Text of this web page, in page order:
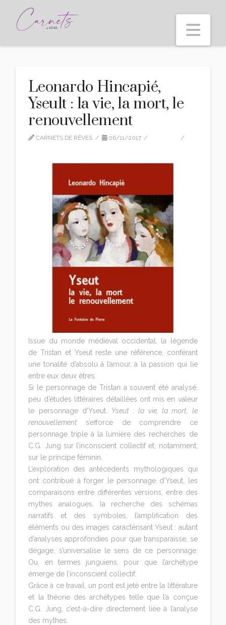
Leonardo Hincapié,
Yseult : la vie, la mort, le
renouvellement
CARNETS DE RÊVES 06/11/2017
Issue du monde médiéval occidental, la légende
de Tristan et Yseut reste une référence, conférant
une tonalité d’absolu à l’amour, à la passion qui lie
entre eux deux êtres.
Si le personnage de Tristan a souvent été analysé,
peu d’études littéraires détaillées ont mis en valeur
le personnage d’Yseut. Yseut : la vie, la mort, le
renouvellement
s’efforce de comprendre ce
personnage triple à la lumière des recherches de
C.G. Jung sur l’inconscient collectif et, notamment,
sur le principe féminin.
L’exploration des antécédents mythologiques qui
ont contribué à forger le personnage d’Yseut, les
comparaisons entre différentes versions, entre des
mythes analogues, la recherche des schémas
narratifs et des symboles, l’amplification des
éléments ou des images caractérisant Yseut : autant
d’analyses approfondies pour que transparaisse, se
dégage, s’universalise le sens de ce personnage.
Ou, en termes junguiens, pour que l’archétype
émerge de l’inconscient collectif.
Grâce à ce travail, un pont est jeté entre la littérature
et la théorie des archétypes telle que l’a conçue
C.G. Jung, c’est-à-dire directement liée à l’analyse
des mythes.